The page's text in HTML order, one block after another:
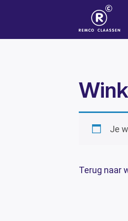
Je
Terug naar